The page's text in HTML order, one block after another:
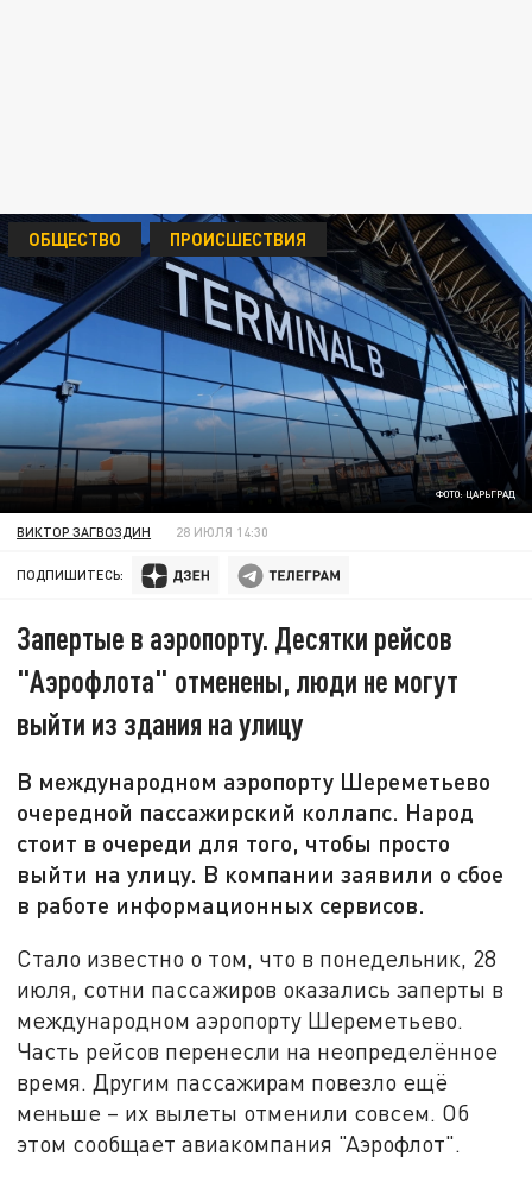
ФОТО: ЦАРЬГРАД
ОБЩЕСТВО ПРОИСШЕСТВИЯ
ВИКТОР ЗАГВОЗДИН 28 ИЮЛЯ 14:30
ПОДПИШИТЕСЬ:
Запертые в аэропорту. Десятки рейсов
"Аэрофлота" отменены, люди не могут
выйти из здания на улицу
В международном аэропорту Шереметьево
очередной пассажирский коллапс. Народ
стоит в очереди для того, чтобы просто
выйти на улицу. В компании заявили о сбое
в работе информационных сервисов.
Стало известно о том, что в понедельник, 28
июля, сотни пассажиров оказались заперты в
международном аэропорту Шереметьево.
Часть рейсов перенесли на неопределённое
время. Другим пассажирам повезло ещё
меньше – их вылеты отменили совсем. Об
этом сообщает авиакомпания "Аэрофлот".